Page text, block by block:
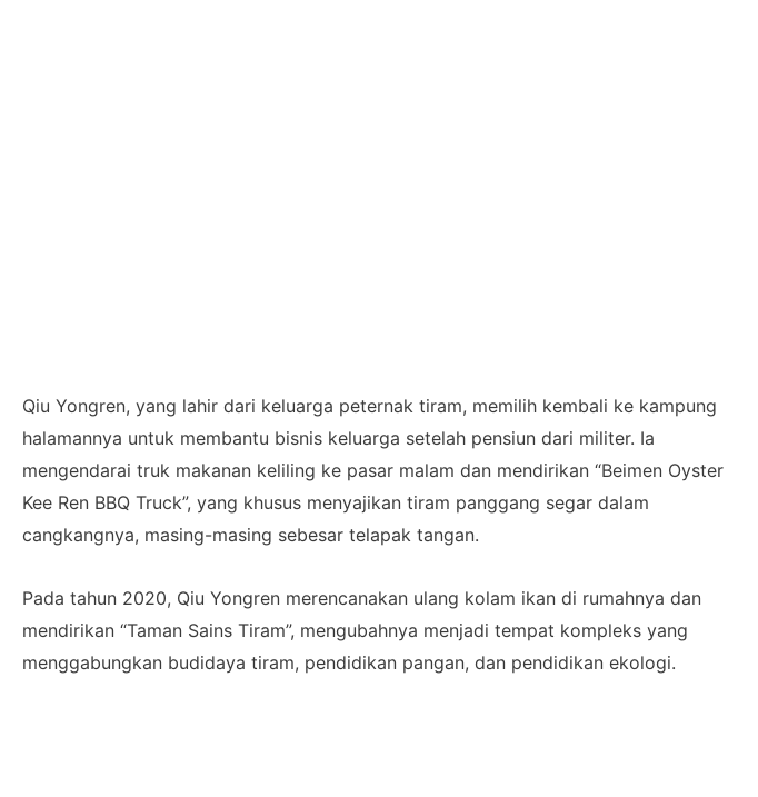
Qiu Yongren, yang lahir dari keluarga peternak tiram, memilih kembali ke kampung
halamannya untuk membantu bisnis keluarga setelah pensiun dari militer. Ia
mengendarai truk makanan keliling ke pasar malam dan mendirikan “Beimen Oyster
Kee Ren BBQ Truck”, yang khusus menyajikan tiram panggang segar dalam
cangkangnya, masing-masing sebesar telapak tangan.
Pada tahun 2020, Qiu Yongren merencanakan ulang kolam ikan di rumahnya dan
mendirikan “Taman Sains Tiram”, mengubahnya menjadi tempat kompleks yang
menggabungkan budidaya tiram, pendidikan pangan, dan pendidikan ekologi.